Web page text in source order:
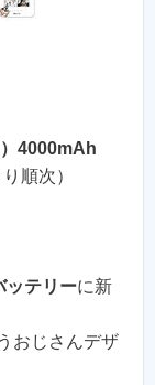
4000mAh
順次）
ッテリーに新
おじさんデザ